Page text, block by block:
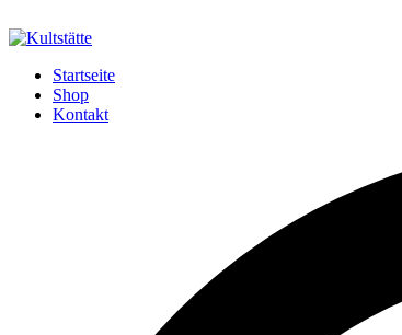
Startseite
Shop
Kontakt